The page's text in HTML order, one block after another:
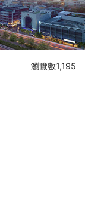
瀏覽數1,195